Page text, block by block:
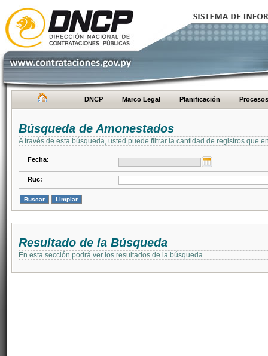
DNCP Marco Legal Planificación Procesos
Búsqueda de Amonestados
A través de esta búsqueda, usted puede filtrar la cantidad de registros que
Fecha:
Ruc:
Resultado de la Búsqueda
En esta sección podrá ver los resultados de la búsqueda